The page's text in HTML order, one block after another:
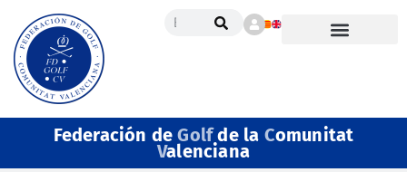
Federación deGolfde la Comunitat
Valenciana